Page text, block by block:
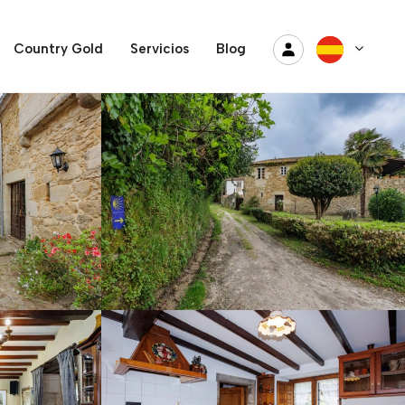
Country Gold Servicios Blog